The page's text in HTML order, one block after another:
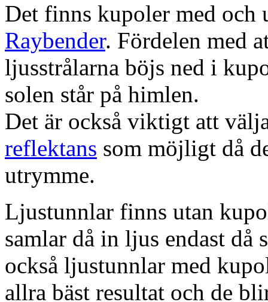
Det finns kupoler med och
Raybender. Fördelen med
ljusstrålarna böjs ned i
solen står på himlen.
Det är också viktigt att
reflektans som möjligt då
utrymme.
Ljustunnlar finns utan
samlar då in ljus endast då
också ljustunnlar med
allra bäst resultat och de